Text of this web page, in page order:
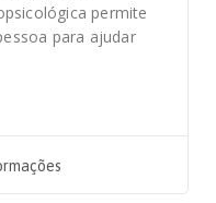
permite
para ajudar